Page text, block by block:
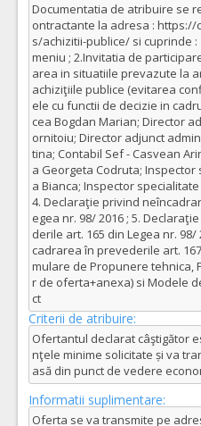
Documentatia de atribuire se
ontractante la adresa :
s/achizitii-publice/ si cuprinde :
meniu ; 2.Invitatia de
area in situatiile prevazute la
achiziţiile publice (evitarea
ele cu functii de decizie in
cea Bogdan Marian; Director
ornitoiu; Director adjunct
tina; Contabil Sef - Casvean
a Georgeta Codruta;
a Bianca; Inspector
4. Declaraţie privind
egea nr. 98/ 2016 ; 5.
derile art. 165 din Legea nr.
cadrarea în prevederile art.
mulare de Propunere tehnica,
r de oferta+anexa) si Modele
ct
Criterii de atribuire:
Ofertantul declarat câştigător
nţele minime solicitate și va
asă din punct de vedere
Informatii suplimentare:
Oferta se va transmite pe